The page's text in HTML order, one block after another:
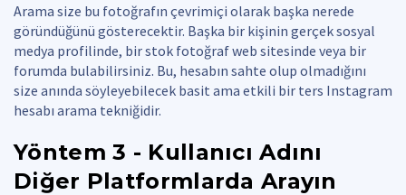
Arama size bu fotoğrafın çevrimiçi olarak başka nerede
göründüğünü gösterecektir. Başka bir kişinin gerçek sosyal
medya profilinde, bir stok fotoğraf web sitesinde veya bir
forumda bulabilirsiniz. Bu, hesabın sahte olup olmadığını
size anında söyleyebilecek basit ama etkili bir ters Instagram
hesabı arama tekniğidir.
Yöntem 3 - Kullanıcı Adını
Diğer Platformlarda Arayın